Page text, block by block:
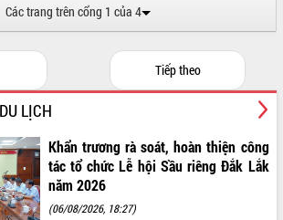
Các trang trên cổng 1 của 4
Tiếp theo
LỊCH
Khẩn trương rà soát, hoàn thiện công
tác tổ chức Lễ hội Sầu riêng Đắk Lắk
năm 2026
(06/08/2026, 18:27)